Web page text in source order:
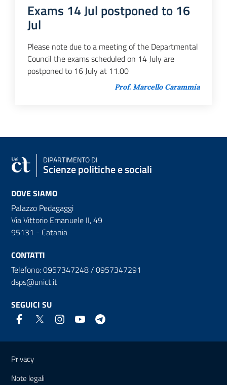
Exams 14 Jul postponed to 16
Jul
Please note due to a meeting of the Departmental
Council the exams scheduled on 14 July are
postponed to 16 July at 11.00
Prof. Marcello Carammia
DIPARTIMENTO DI
Scienze politiche e sociali
DOVE SIAMO
Palazzo Pedagaggi
Via Vittorio Emanuele II, 49
95131 - Catania
CONTATTI
Telefono: 0957347248 / 0957347291
dsps@unict.it
SEGUICI SU
Link e informazioni utili
Privacy
Note legali